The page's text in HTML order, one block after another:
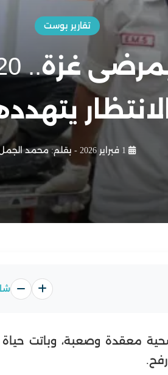
تقارير بوست
- بقلم:محمد
معقدة وصعبة، وباتت